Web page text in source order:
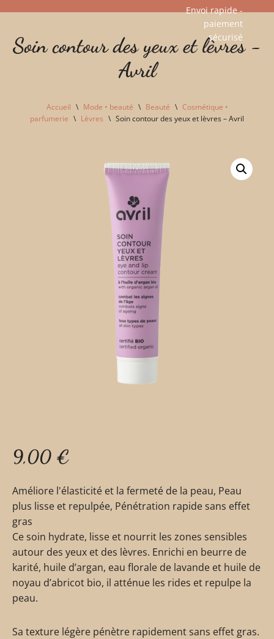
au
Envoi rapide -
paiement
sécurisé​
Soin contour des yeux et lèvres -
Avril
Accueil \ Mode • beauté \ Beauté \ Cosmétique •
parfumerie \ Lèvres \ Soin contour des yeux et lèvres – Avril
9,00 €
Améliore l'élasticité et la fermeté de la peau, Peau
plus lisse et repulpée, Pénétration rapide sans effet
gras
Ce soin hydrate, lisse et nourrit les zones sensibles
autour des yeux et des lèvres. Enrichi en beurre de
karité, huile d’argan, eau florale de lavande et huile de
noyau d’abricot bio, il atténue les rides et repulpe la
peau.
Sa texture légère pénètre rapidement sans effet gras.